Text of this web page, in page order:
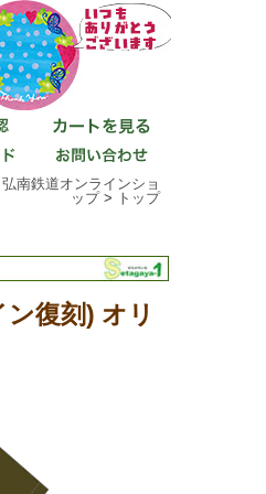
弘南鉄道オンラインショ
ップ> トップ
復刻) オリ